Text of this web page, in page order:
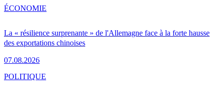
La « résilience surprenante » de l'Allemagne face à la forte hausse
des exportations chinoises
07.08.2026
ÉCONOMIE
POLITIQUE